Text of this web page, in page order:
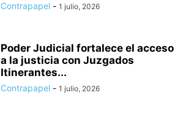
Contrapapel - 1 julio, 2026
Poder Judicial fortalece el acceso
a la justicia con Juzgados
Itinerantes...
Contrapapel - 1 julio, 2026